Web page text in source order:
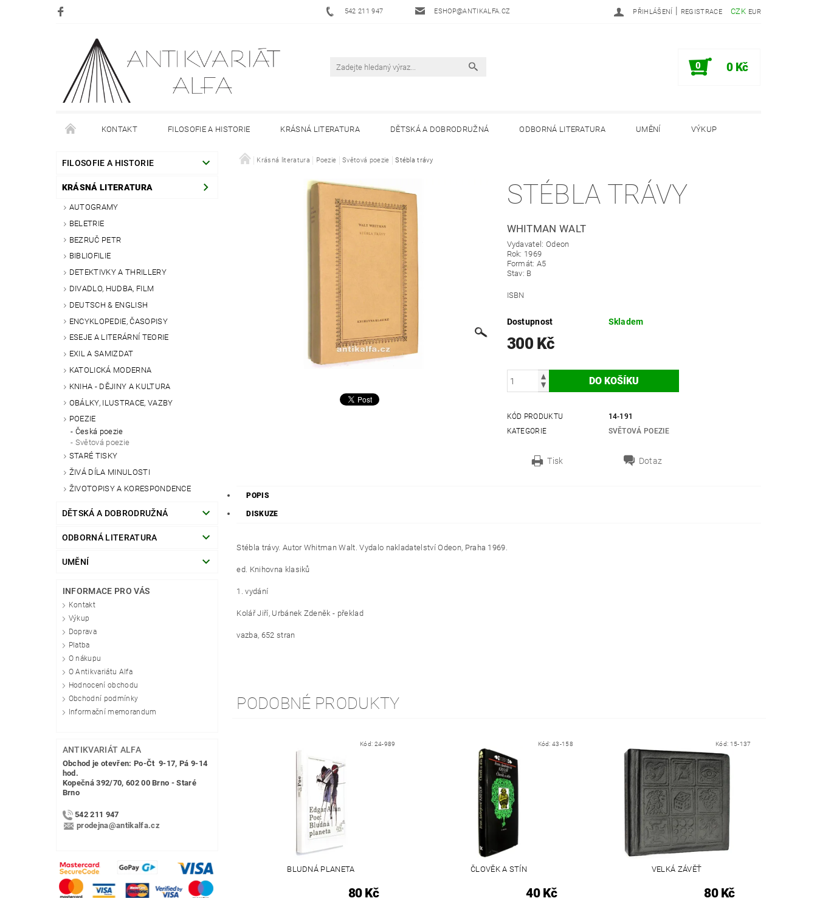
542 211 947 ESHOP@ANTIKALFA.CZ CZK EUR
PŘIHLÁŠENÍ | REGISTRACE
0 0 Kč
KONTAKT FILOSOFIE A HISTORIE KRÁSNÁ LITERATURA DĚTSKÁ A DOBRODRUŽNÁ ODBORNÁ LITERATURA UMĚNÍ VÝKUP
DOPRAVA PLATBA O NÁKUPU O ANTIKVARIÁTU ALFA HODNOCENÍ OBCHODU
FILOSOFIE A HISTORIE
KRÁSNÁ LITERATURA
AUTOGRAMY
BELETRIE
BEZRUČ PETR
BIBLIOFILIE
DETEKTIVKY A THRILLERY
DIVADLO, HUDBA, FILM
DEUTSCH & ENGLISH
ENCYKLOPEDIE, ČASOPISY
ESEJE A LITERÁRNÍ TEORIE
EXIL A SAMIZDAT
KATOLICKÁ MODERNA
KNIHA - DĚJINY A KULTURA
OBÁLKY, ILUSTRACE, VAZBY
POEZIE
Česká poezie
Světová poezie
STARÉ TISKY
ŽIVÁ DÍLA MINULOSTI
ŽIVOTOPISY A KORESPONDENCE
DĚTSKÁ A DOBRODRUŽNÁ
ODBORNÁ LITERATURA
UMĚNÍ
INFORMACE PRO VÁS
Kontakt
Výkup
Doprava
Platba
O nákupu
O Antikvariátu Alfa
Hodnocení obchodu
Obchodní podmínky
Informační memorandum
ANTIKVARIÁT ALFA
Obchod je otevřen: Po-Čt 9-17, Pá 9-14
hod.
Kopečná 392/70, 602 00 Brno - Staré
Brno
542 211 947
prodejna@antikalfa.cz
Krásná literatura Poezie Světová poezie Stébla trávy
STÉBLA TRÁVY
WHITMAN WALT
Vydavatel: Odeon
Rok: 1969
Formát: A5
Stav: B
ISBN
Dostupnost Skladem
300 Kč
KÓD PRODUKTU
14-191
KATEGORIE
SVĚTOVÁ POEZIE
Tisk Dotaz
POPIS
DISKUZE
Stébla trávy. Autor Whitman Walt. Vydalo nakladatelství Odeon, Praha 1969.
ed. Knihovna klasiků
1. vydání
Kolář Jiří, Urbánek Zdeněk - překlad
vazba, 652 stran
PODOBNÉ PRODUKTY
Kód: 24-989
BLUDNÁ PLANETA
80 Kč
Kód:43-158
ČLOVĚK A STÍN
40 Kč
Kód: 15-137
VELKÁ ZÁVĚŤ
80 Kč